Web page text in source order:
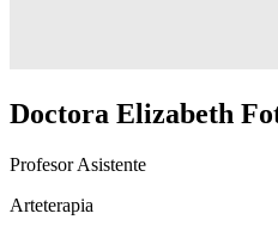
Doctora Elizabeth
Profesor Asistente
Arteterapia